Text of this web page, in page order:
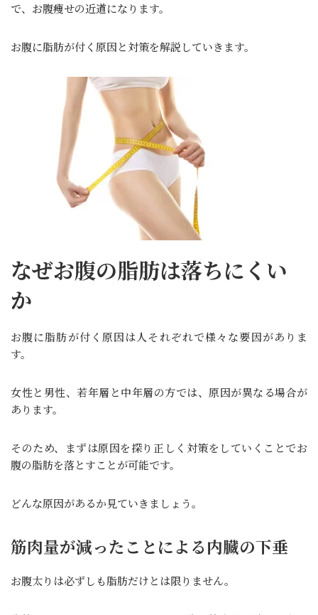
で、お腹痩せの近道になります。
お腹に脂肪が付く原因と対策を解説していきます。
なぜお腹の脂肪は落ちにくい
か
お腹に脂肪が付く原因は人それぞれで様々な要因がありま
す。
女性と男性、若年層と中年層の方では、原因が異なる場合が
あります。
そのため、まずは原因を探り正しく対策をしていくことでお
腹の脂肪を落とすことが可能です。
どんな原因があるか見ていきましょう。
筋肉量が減ったことによる内臓の下垂
お腹太りは必ずしも脂肪だけとは限りません。